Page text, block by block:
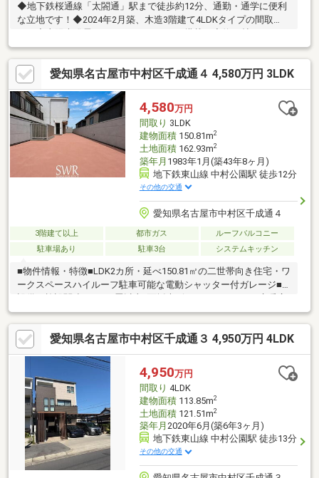
◆地下鉄桜通線「太閤通」駅まで徒歩約12分、通勤・通学に便利
な立地です！◆2024年2月築、木造3階建て4LDKタイプの間取
人目が気になりにくい2階に設けられ、のんびりお過ごしいただけ
ます！◆全居室収納付、うち1か所はWICでお部屋もすっきり快適
です！◆食洗機やタッチレス水栓が採用されたシステムキッチ
ン！◆エアコン1基付き！初期費用が抑えられるのは嬉しいです
ね！◆不在がちな方の心強い味方、宅配ボックス設置！◆前面道
路は幅員約7.2mと広く開放感たっぷり！◆「日吉小学校」までは
徒歩約2分とお子様の通学も便利です！
愛知県名古屋市中村区千成通４ 4,580万円 3LDK
4,580万円
間取り 3LDK
建物面積150.81m2
土地面積162.93m2
築年月 1983年1月(築43年8ヶ月)
地下鉄東山線 中村公園駅 徒歩12分
その他の交通
愛知県名古屋市中村区千成通４
3階建て以上 都市ガス
ルーフバルコニー
駐車場あり
駐車3台 システムキッチン
■物件情報・特徴■LDK2カ所・延べ150.81㎡の二世帯向き住宅・ワ
ークスペースハイルーフ駐車可能な電動シャッター付ガレージ■
設備・施設関連■LDK17畳以上4面採光ビルトインエアコン床暖房
ルーフバルコニー陽当・通風・眺望良好II型キッチン2WAYキッチ
ンキッチン吊戸棚カップボード付食器洗浄乾燥機浄水器洗面収納
浴室暖房乾燥機24H換気システムTV付バスジェットバスタンクレ
ストイレ節水型・高機能トイレ続和室押入・天袋板の間有モニタ
付インターホンダブルロックキー■住環境・周辺環境■中村公園駅
徒歩12分名古屋市立千成小学校徒歩3分
愛知県名古屋市中村区千成通３ 4,950万円 4LDK
4,950万円
間取り 4LDK
建物面積113.85m2
土地面積121.51m2
築年月 2020年6月(築6年3ヶ月)
地下鉄東山線 中村公園駅 徒歩13分
その他の交通